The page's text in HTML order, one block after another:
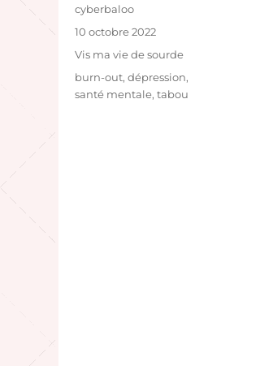
Auteur
cyberbaloo
Publié
le
10 octobre 2022
Catégories
Vis ma vie de sourde
Étiquettes
burn-out, dépression,
santé mentale, tabou